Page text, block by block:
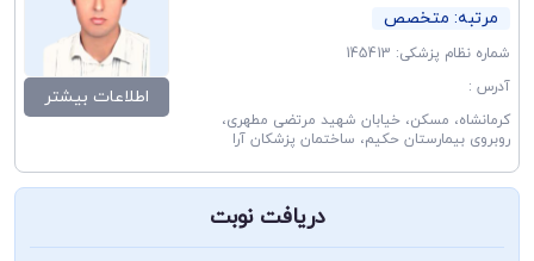
مرتبه: متخصص
شماره نظام پزشکی: 145413
آدرس :
کرمانشاه، مسکن، خیابان شهید مرتضی مطهری،
روبروی بیمارستان حکیم، ساختمان پزشکان آرا
اطلاعات بیشتر
دریافت نوبت